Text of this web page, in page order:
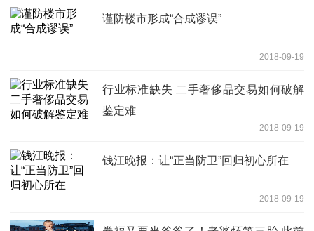
谨防楼市形成“合成谬误”
2018-09-19
行业标准缺失 二手奢侈品交易如何破解
鉴定难
2018-09-19
钱江晚报：让“正当防卫”回归初心所在
2018-09-19